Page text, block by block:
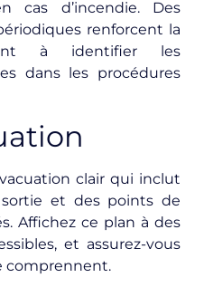
cas d’incendie. Des
renforcent la
à identifier les
dans les procédures
clair qui inclut
et des points de
Affichez ce plan à des
et assurez-vous
comprennent.